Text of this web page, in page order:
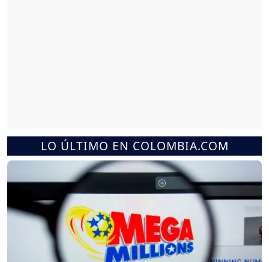
LO ÚLTIMO EN COLOMBIA.COM